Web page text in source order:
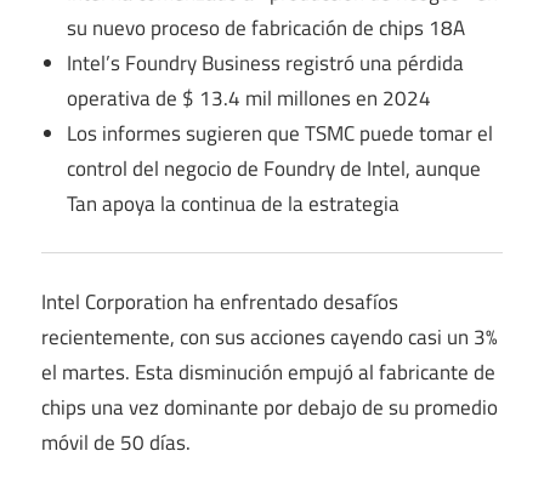
su nuevo proceso de fabricación de chips 18A
Intel’s Foundry Business registró una pérdida
operativa de $ 13.4 mil millones en 2024
Los informes sugieren que TSMC puede tomar el
control del negocio de Foundry de Intel, aunque
Tan apoya la continua de la estrategia
Intel Corporation ha enfrentado desafíos
recientemente, con sus acciones cayendo casi un 3%
el martes. Esta disminución empujó al fabricante de
chips una vez dominante por debajo de su promedio
móvil de 50 días.